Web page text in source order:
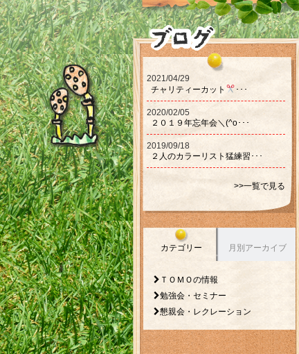
2021/04/29
チャリティーカット‪‪
･･･
2020/02/05
２０１９年忘年会＼(^o･･･
2019/09/18
２人のカラーリスト猛練習･･･
>>一覧で見る
カテゴリー 月別アーカイブ
ＴＯＭＯの情報
勉強会・セミナー
懇親会・レクレーション